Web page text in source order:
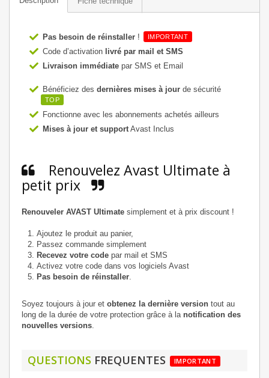
Pas besoin de réinstaller ! IMPORTANT
Code d’activation livré par mail et SMS
Livraison immédiate par SMS et Email
Bénéficiez des dernières mises à jour de sécurité
TOP
Fonctionne avec les abonnements achetés ailleurs
Mises à jour et supportAvast Inclus
Renouvelez Avast Ultimate à
petit prix
Renouveler AVAST Ultimate simplement et à prix discount !
Ajoutez le produit au panier,
Passez commande simplement
Recevez votre code par mail et SMS
Activez votre code dans vos logiciels Avast
Pas besoin de réinstaller.
Soyez toujours à jour et obtenez la dernière version tout au
long de la durée de votre protection grâce à la notification des
nouvelles versions.
QUESTIONS FREQUENTES IMPORTANT